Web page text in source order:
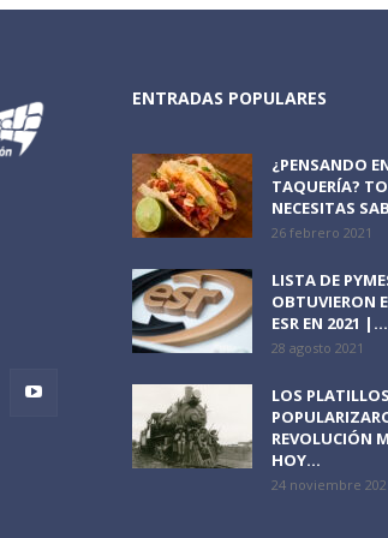
ENTRADAS POPULARES
¿PENSANDO
TAQUERÍA?
NECESITAS
26 febrero 2021
LISTA DE
OBTUVIERON
ESR EN 2021 |...
28 agosto 2021
LOS
REVOLUCIÓN
HOY...
24 noviembre